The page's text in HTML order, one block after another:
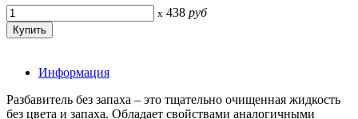
x 438 руб
Информация
Разбавитель без запаха – это тщательно очищенная жидкость
без цвета и запаха. Обладает свойствами аналогичными